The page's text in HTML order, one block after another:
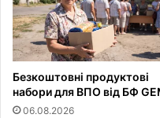
Безкоштовні продуктові
набори для ВПО від БФ
06.08.2026